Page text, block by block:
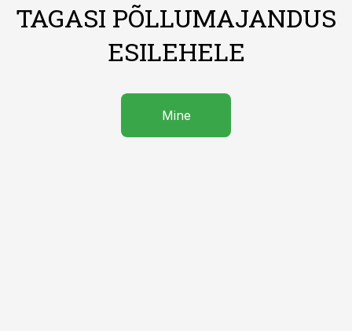
TAGASI PÕLLUMAJANDUS
ESILEHELE
Mine